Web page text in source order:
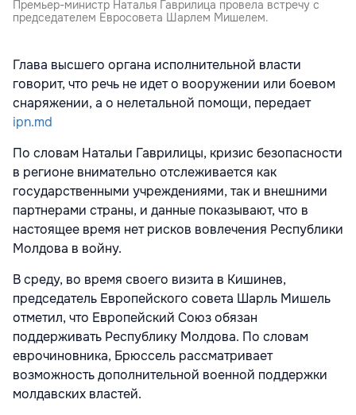
Премьер-министр Наталья Гаврилица провела встречу с
председателем Евросовета Шарлем Мишелем.
Глава высшего органа исполнительной власти
говорит, что речь не идет о вооружении или боевом
снаряжении, а о нелетальной помощи, передает
ipn.md
По словам Натальи Гаврилицы, кризис безопасности
в регионе внимательно отслеживается как
государственными учреждениями, так и внешними
партнерами страны, и данные показывают, что в
настоящее время нет рисков вовлечения Республики
Молдова в войну.
В среду, во время своего визита в Кишинев,
председатель Европейского совета Шарль Мишель
отметил, что Европейский Союз обязан
поддерживать Республику Молдова. По словам
еврочиновника, Брюссель рассматривает
возможность дополнительной военной поддержки
молдавских властей.